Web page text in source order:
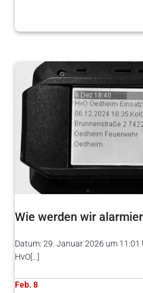
Wie werden wir
Datum: 29. Januar 2026 um 11:01
HvO[…]
Feb. 8